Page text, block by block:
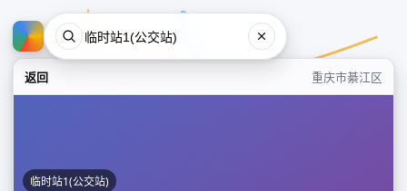
返回 重庆市綦江区
临时站1(公交站)